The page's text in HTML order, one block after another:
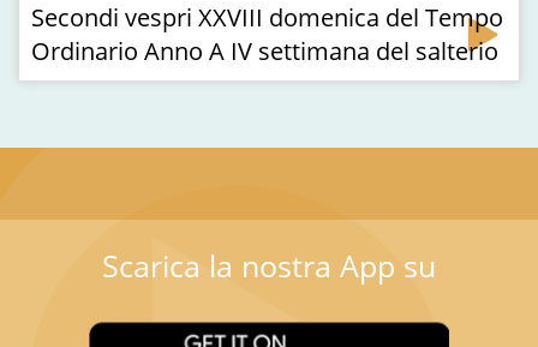
Secondi vespri XXVIII domenica del Tempo
Ordinario Anno A IV settimana del salterio
Scarica la nostra App su